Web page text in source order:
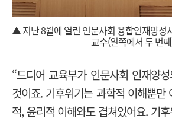
▲ 지난 8월에 열린 인문사회 융합인재양성
교수(왼쪽에서 두 번
“드디어 교육부가 인문사회 인재양
것이죠. 기후위기는 과학적 이해뿐만
적, 윤리적 이해와도 겹쳐있어요. 기